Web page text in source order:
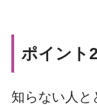
ポイント
知らない人と